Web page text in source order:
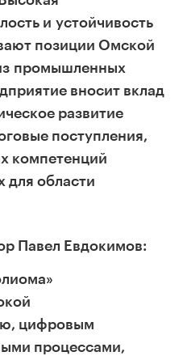
и устойчивость
позиции Омской
промышленных
вносит вклад
развитие
поступления,
компетенций
для области
Павел Евдокимов:
цифровым
процессами,